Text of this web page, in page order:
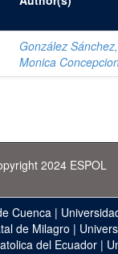
González
Monica
2024 ESPOL
Cuenca |
de Milagro |
del Ecuador|